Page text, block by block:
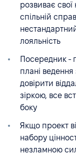
розвиває свої
спільній
лояльність
Посередник -
плані
довірити
зіркою, все
боку
Якщо проект
набору
незламною